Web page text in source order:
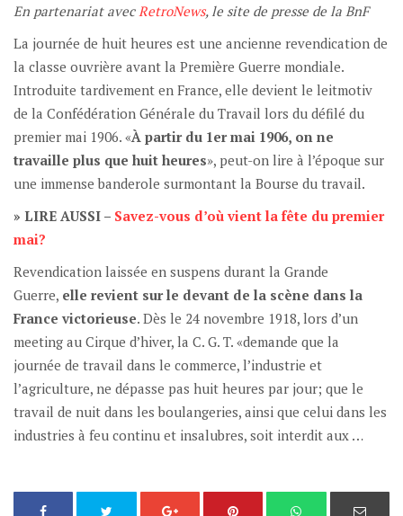
En partenariat avec RetroNews, le site de presse de la BnF
La journée de huit heures est une ancienne revendication de
la classe ouvrière avant la Première Guerre mondiale.
Introduite tardivement en France, elle devient le leitmotiv
de la Confédération Générale du Travail lors du défilé du
premier mai 1906. «À partir du 1er mai 1906, on ne
travaille plus que huit heures», peut-on lire à l’époque sur
une immense banderole surmontant la Bourse du travail.
» LIRE AUSSI – Savez-vous d’où vient la fête du premier
mai?
Revendication laissée en suspens durant la Grande
Guerre, elle revient sur le devant de la scène dans la
France victorieuse. Dès le 24 novembre 1918, lors d’un
meeting au Cirque d’hiver, la C. G. T. «demande que la
journée de travail dans le commerce, l’industrie et
l’agriculture, ne dépasse pas huit heures par jour; que le
travail de nuit dans les boulangeries, ainsi que celui dans les
industries à feu continu et insalubres, soit interdit aux …